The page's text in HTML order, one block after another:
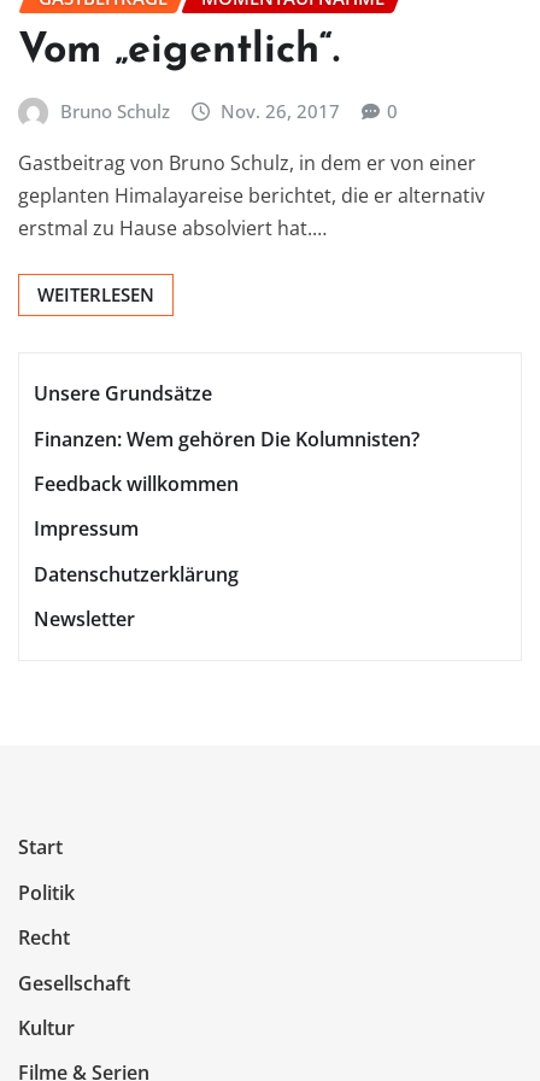
Vom „eigentlich“.
Bruno Schulz Nov. 26, 2017 0
Gastbeitrag von Bruno Schulz, in dem er von einer
geplanten Himalayareise berichtet, die er alternativ
erstmal zu Hause absolviert hat.…
WEITERLESEN
Unsere Grundsätze
Finanzen: Wem gehören Die Kolumnisten?
Feedback willkommen
Impressum
Datenschutzerklärung
Newsletter
Start
Politik
Recht
Gesellschaft
Kultur
Filme & Serien